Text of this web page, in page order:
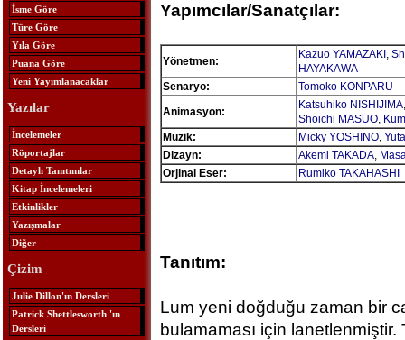
İsme Göre
Türe Göre
Yıla Göre
Puana Göre
Yeni Yayımlanacaklar
Yazılar
İncelemeler
Röportajlar
Detaylı Tanıtımlar
Kitap İncelemeleri
Etkinlikler
Yazışmalar
Diğer
Çizim
Julie Dillon'ın Dersleri
Patrick Shettlesworth 'ın
Dersleri
Yapımcılar/Sanatçılar:
Yönetmen:
Kazuo YAMAZAKI ,
HAYAKAWA
Senaryo:
Tomoko KONPARU
Animasyon:
Katsuhiko NISHIJIMA
Shoichi MASUO,
Müzik:
Micky YOSHINO,
Dizayn:
Akemi TAKADA,
Orjinal Eser:
Rumiko TAKAHASHI
Tanıtım:
Lum yeni doğduğu zaman bir
bulamaması için